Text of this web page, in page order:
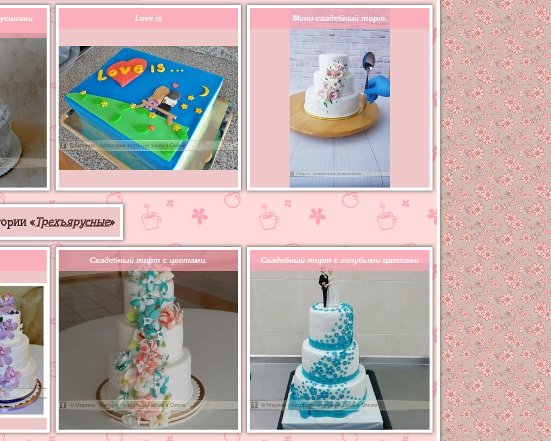
Love is Мини-свадебный торт.
«Трехъярусные»
Свадебный торт с цветами. Свадебный торт с голубыми цветами